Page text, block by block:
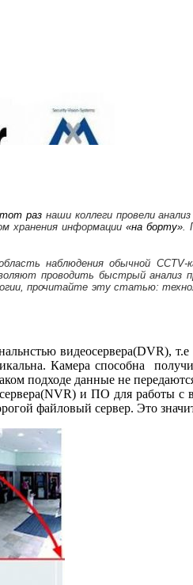
раз наши коллеги провели
хранения информации«на борту»
наблюдения обычной CCTV-
проводить быстрый
прочитайте эту статью:
видеосервера(DVR),
Камера способна
подходе данные не
и ПО для работы
файловый сервер. Это